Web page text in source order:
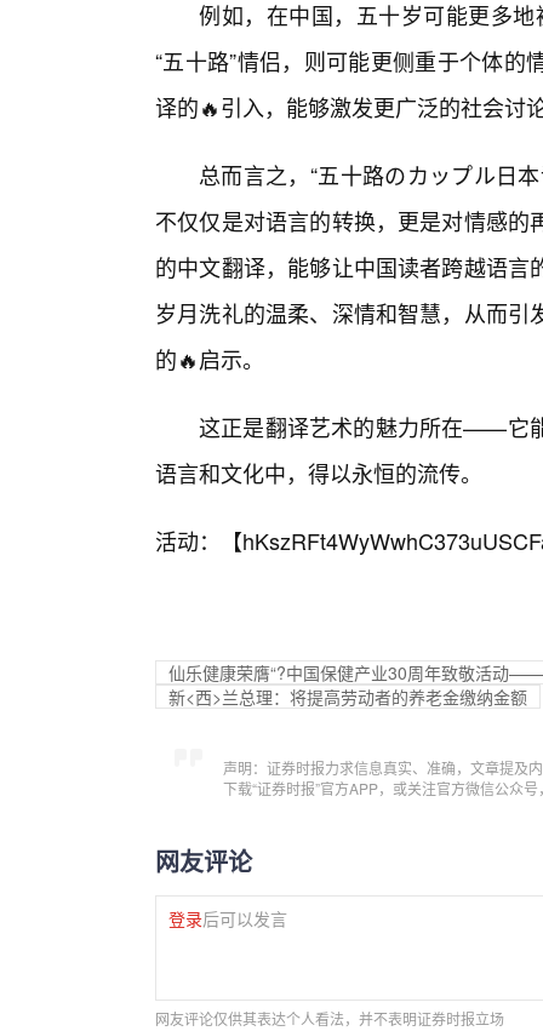
例如，在中国，五十岁可能更多地
“五十路”情侣，则可能更侧重于个体
译的🔥引入，能够激发更广泛的社会讨
总而言之，“五十路のカップル日
不仅仅是对语言的转换，更是对情感
的中文翻译，能够让中国读者跨越语
岁月洗礼的温柔、深情和智慧，从而
的🔥启示。
这正是翻译艺术的魅力所在——它
语言和文化中，得以永恒的流传。
活动：【
仙乐健康荣膺“?中国保健产业30周年致敬活动
新<西>兰总理：将提高劳动者的养老金缴纳金额
声明：证券时报力求信息真实、准确，文章提及
下载“证券时报”官方APP，或关注官方微信公众
网友评论
登录后可以发言
网友评论仅供其表达个人看法，并不表明证券时报立场